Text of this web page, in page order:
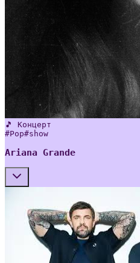
🎵 Концерт
#Pop#show
Ariana Grande